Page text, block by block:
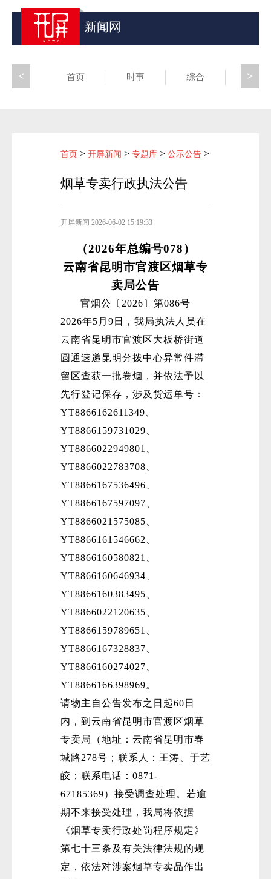
新闻网
首页 时事 综合 昆滇
>
<
首页 > 开屏新闻 > 专题库 > 公示公告 >
烟草专卖行政执法公告
开屏新闻 2026-06-02 15:19:33
（2026年总编号078）
云南省昆明市官渡区烟草专
卖局公告
官烟公〔2026〕第086号
2026年5月9日，我局执法人员在
云南省昆明市官渡区大板桥街道
圆通速递昆明分拨中心异常件滞
留区查获一批卷烟，并依法予以
先行登记保存，涉及货运单号：
YT8866162611349、
YT8866159731029、
YT8866022949801、
YT8866022783708、
YT8866167536496、
YT8866167597097、
YT8866021575085、
YT8866161546662、
YT8866160580821、
YT8866160646934、
YT8866160383495、
YT8866022120635、
YT8866159789651、
YT8866167328837、
YT8866160274027、
YT8866166398969。
请物主自公告发布之日起60日
内，到云南省昆明市官渡区烟草
专卖局（地址：云南省昆明市春
城路278号；联系人：王涛、于艺
皎；联系电话：0871-
67185369）接受调查处理。若逾
期不来接受处理，我局将依据
《烟草专卖行政处罚程序规定》
第七十三条及有关法律法规的规
定，依法对涉案烟草专卖品作出